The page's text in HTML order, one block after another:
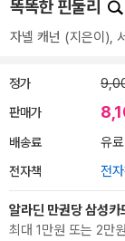
똑똑한 핀둘리
자넬 캐넌 (지은이),
정가
판매가
배송료 유
전자책 전
알라딘 만권당 삼성
최대 1만원 또는 2만